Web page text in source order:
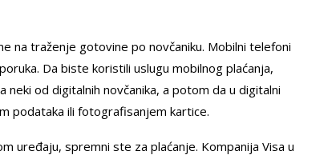
na traženje gotovine po novčaniku. Mobilni telefoni
Da biste koristili uslugu mobilnog plaćanja,
od digitalnih novčanika, a potom da u digitalni
podataka ili fotografisanjem kartice.
uređaju, spremni ste za plaćanje. Kompanija Visa u